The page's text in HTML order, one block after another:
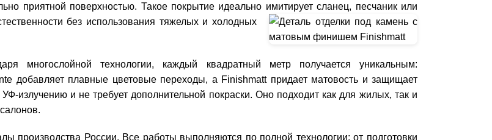
приятной поверхностью. Такое покрытие идеально имитирует сланец, песчаник или
без использования тяжелых и холодных
многослойной технологии, каждый квадратный метр получается уникальным:
добавляет плавные цветовые переходы, а Finishmatt придает матовость и защищает
излучению и не требует дополнительной покраски. Оно подходит как для жилых, так и
производства России. Все работы выполняются по полной технологии: от подготовки